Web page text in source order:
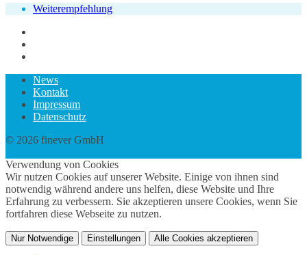
Weiterempfehlung
News
Kontakt
Impressum
Datenschutz
© 2026 finever GmbH
Verwendung von Cookies
Wir nutzen Cookies auf unserer Website. Einige von ihnen sind
notwendig während andere uns helfen, diese Website und Ihre
Erfahrung zu verbessern. Sie akzeptieren unsere Cookies, wenn Sie
fortfahren diese Webseite zu nutzen.
Nur Notwendige Einstellungen Alle Cookies akzeptieren